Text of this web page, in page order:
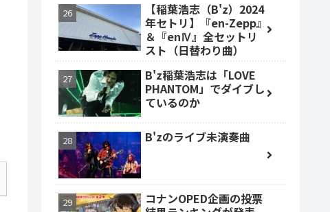
【稲葉浩志（B'z）2024
年セトリ】『en-Zepp』
＆『enⅣ』全セットリ
スト（日替わり曲）
B'z稲葉浩志は「LOVE
PHANTOM」でダイブし
ているのか
B'zのライブ未演奏曲
コナンOPED企画の投票